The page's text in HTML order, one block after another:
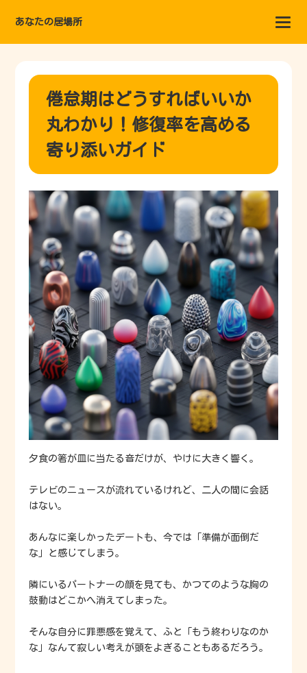
あなたの居場所
倦怠期はどうすればいいか
丸わかり！修復率を高める
寄り添いガイド
夕食の箸が皿に当たる音だけが、やけに大きく響く。
テレビのニュースが流れているけれど、二人の間に会話
はない。
あんなに楽しかったデートも、今では「準備が面倒だ
な」と感じてしまう。
隣にいるパートナーの顔を見ても、かつてのような胸の
鼓動はどこかへ消えてしまった。
そんな自分に罪悪感を覚えて、ふと「もう終わりなのか
な」なんて寂しい考えが頭をよぎることもあるだろう。